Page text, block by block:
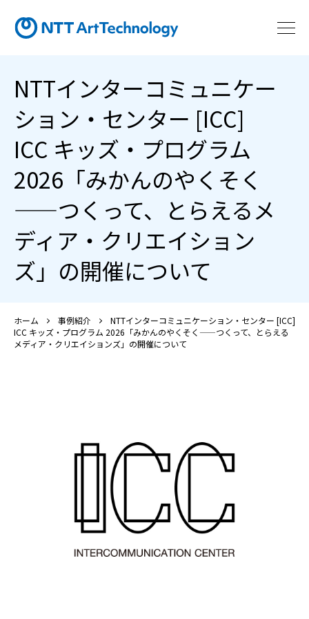
NTTインターコミュニケー
ション・センター [ICC]
ICC キッズ・プログラム
2026「みかんのやくそく
——つくって、とらえるメ
ディア・クリエイション
ズ」の開催について
ホーム 事例紹介
NTTインターコミュニケーション・センター [ICC]
ICC キッズ・プログラム 2026「みかんのやくそく——つくって、とらえる
メディア・クリエイションズ」の開催について